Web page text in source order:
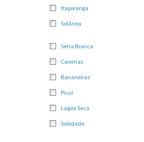
Itaporanga
Solânea
Serra Branca
Coremas
Bananeiras
Picuí
Lagoa Seca
Soledade